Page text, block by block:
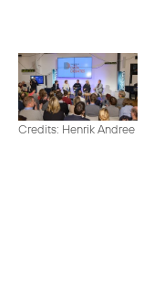
Credits: Henrik Andree